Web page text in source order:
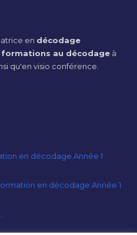
en décodage
formations au décodage à
qu'en visio conférence.
en décodage Année 1
en décodage Année 1